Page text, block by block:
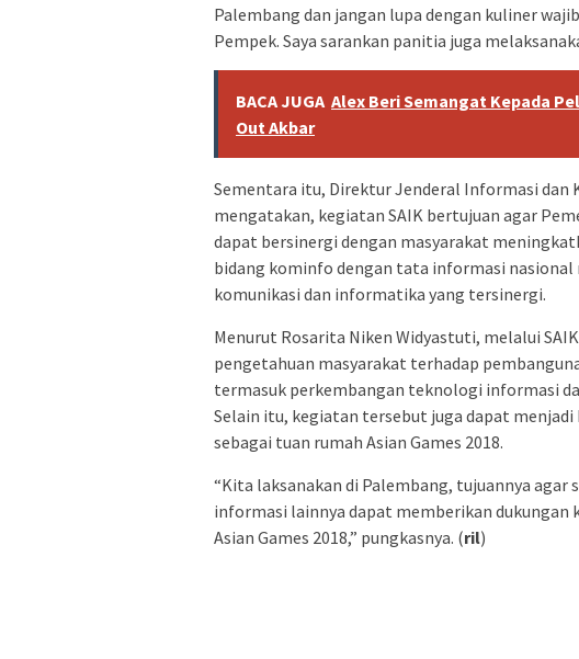
Palembang dan jangan lupa dengan kuliner
Pempek. Saya sarankan panitia juga
BACA JUGA Alex Beri Semangat Kepada
Out Akbar
Sementara itu, Direktur Jenderal Informasi dan
mengatakan, kegiatan SAIK bertujuan agar
dapat bersinergi dengan masyarakat
bidang kominfo dengan tata informasi
komunikasi dan informatika yang tersinergi.
Menurut Rosarita Niken Widyastuti, melalui
pengetahuan masyarakat terhadap
termasuk perkembangan teknologi informasi
Selain itu, kegiatan tersebut juga dapat menjadi
sebagai tuan rumah Asian Games 2018.
“Kita laksanakan di Palembang, tujuannya
informasi lainnya dapat memberikan dukungan
Asian Games 2018,” pungkasnya. (ril)